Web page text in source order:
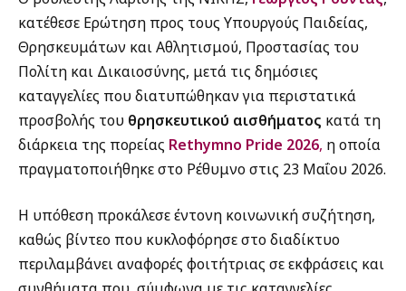
κατέθεσε Ερώτηση προς τους Υπουργούς Παιδείας,
Θρησκευμάτων και Αθλητισμού, Προστασίας του
Πολίτη και Δικαιοσύνης, μετά τις δημόσιες
καταγγελίες που διατυπώθηκαν για περιστατικά
προσβολής του θρησκευτικού αισθήματος κατά τη
διάρκεια της πορείας Rethymno Pride 2026, η οποία
πραγματοποιήθηκε στο Ρέθυμνο στις 23 Μαΐου 2026.
Η υπόθεση προκάλεσε έντονη κοινωνική συζήτηση,
καθώς βίντεο που κυκλοφόρησε στο διαδίκτυο
περιλαμβάνει αναφορές φοιτήτριας σε εκφράσεις και